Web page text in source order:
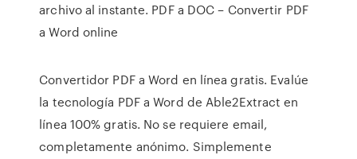
archivo al instante. PDF a DOC – Convertir PDF
a Word online
Convertidor PDF a Word en línea gratis. Evalúe
la tecnología PDF a Word de Able2Extract en
línea 100% gratis. No se requiere email,
completamente anónimo. Simplemente